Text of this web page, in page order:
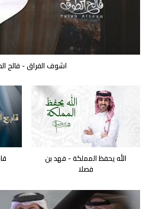
اشوف الفراق - فالح
الله يحفظ المملكة - فهد بن
فصلا